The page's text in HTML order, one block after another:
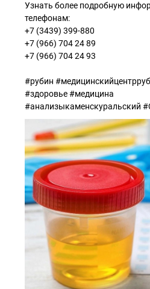
Узнать более подробную
телефонам:
+7 (3439) 399-880
+7 (966) 704 24 89
+7 (966) 704 24 93
#рубин
#здоровье #медицина
#анализыкаменскуральский